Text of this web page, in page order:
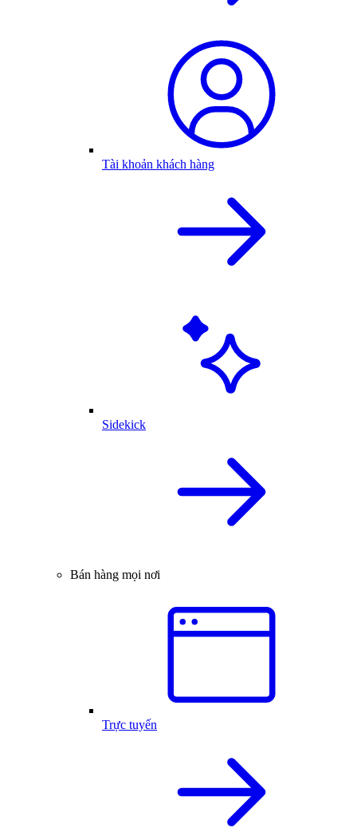
Tài khoản khách hàng
Sidekick
Bán hàng mọi nơi
Trực tuyến